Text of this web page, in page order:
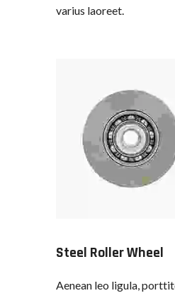
varius laoreet.
Steel Roller Wheel
Aenean leo ligula,